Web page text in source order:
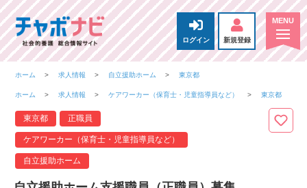
ログイン 新規登録
ホーム 求人情報 自立援助ホーム 東京都
ホーム 求人情報 ケアワーカー（保育士・児童指導員など） 東京都
東京都 正職員
ケアワーカー（保育士・児童指導員など）
自立援助ホーム